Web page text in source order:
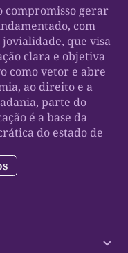
compromisso gerar
com
que visa
clara e objetiva
como vetor e abre
ao direito e a
parte do
é a base da
do estado de